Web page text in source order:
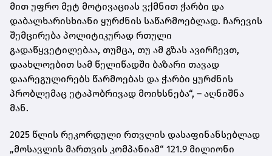
მით უფრო მეტ მოტივაციას ვქმნით ჭარბი და
დაბალხარისხიანი ყურძნის საწარმოებლად. ჩარევის
შემცირება პოლიტიკურად რთული
გადაწყვეტილებაა, თუმცა, თუ ამ გზას ავირჩევთ,
დაახლოებით სამ წელიწადში ბაზარი თავად
დაარეგულირებს წარმოებას და ჭარბი ყურძნის
პრობლემაც ეტაპობრივად მოიხსნება“, – აღნიშნა
მან.
2025 წლის რეკორდული რთვლის დასაფინანსებლად
„მოსავლის მართვის კომპანიამ“ 121.9 მილიონი